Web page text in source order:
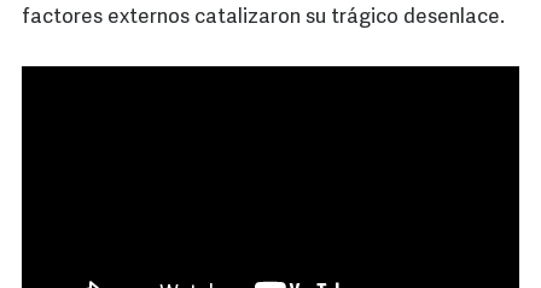
factores externos catalizaron su trágico desenlace.